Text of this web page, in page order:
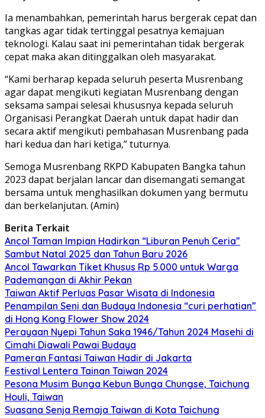
Ia menambahkan, pemerintah harus bergerak cepat dan
tangkas agar tidak tertinggal pesatnya kemajuan
teknologi. Kalau saat ini pemerintahan tidak bergerak
cepat maka akan ditinggalkan oleh masyarakat.
“Kami berharap kepada seluruh peserta Musrenbang
agar dapat mengikuti kegiatan Musrenbang dengan
seksama sampai selesai khususnya kepada seluruh
Organisasi Perangkat Daerah untuk dapat hadir dan
secara aktif mengikuti pembahasan Musrenbang pada
hari kedua dan hari ketiga,” tuturnya.
Semoga Musrenbang RKPD Kabupaten Bangka tahun
2023 dapat berjalan lancar dan disemangati semangat
bersama untuk menghasilkan dokumen yang bermutu
dan berkelanjutan. (Amin)
Berita Terkait
Ancol Taman Impian Hadirkan “Liburan Penuh Ceria”
Sambut Natal 2025 dan Tahun Baru 2026
Ancol Tawarkan Tiket Khusus Rp 5.000 untuk Warga
Pademangan di Akhir Pekan
Taiwan Aktif Perluas Pasar Wisata di Indonesia
Penampilan Seni dan Budaya Indonesia “curi perhatian”
di Hong Kong Flower Show 2024
Perayaan Nyepi Tahun Saka 1946/Tahun 2024 Masehi di
Cimahi Diawali Pawai Budaya
Pameran Fantasi Taiwan Hadir di Jakarta
Festival Lentera Tainan Taiwan 2024
Pesona Musim Bunga Kebun Bunga Chungse, Taichung
Houli, Taiwan
Suasana Senja Remaja Taiwan di Kota Taichung